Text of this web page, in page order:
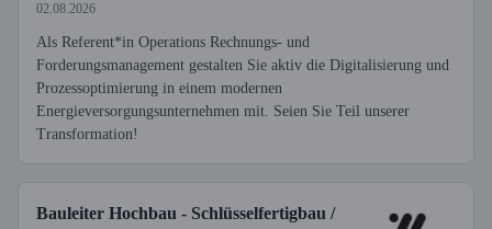
02.08.2026
Als Referent*in Operations Rechnungs- und
Forderungsmanagement gestalten Sie aktiv die Digitalisierung und
Prozessoptimierung in einem modernen
Energieversorgungsunternehmen mit. Seien Sie Teil unserer
Transformation!
Bauleiter Hochbau - Schlüsselfertigbau /